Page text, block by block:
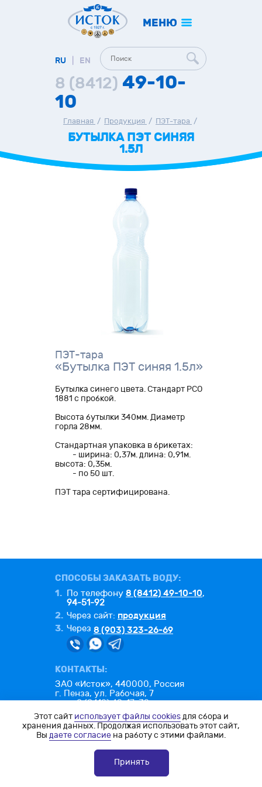
МЕНЮ
8 (8412) 49-10-
10
RU EN
Главная / Продукция / ПЭТ-тара /
БУТЫЛКА ПЭТ СИНЯЯ
1.5Л
ПЭТ-тара
«Бутылка ПЭТ синяя 1.5л»
Бутылка синего цвета. Стандарт РСО
1881 с пробкой.
Высота бутылки 340мм. Диаметр
горла 28мм.
Стандартная упаковка в брикетах:
- ширина: 0,37м. длина: 0,91м.
высота: 0,35м.
- по 50 шт.
ПЭТ тара сертифицирована.
СПОСОБЫ ЗАКАЗАТЬ ВОДУ:
1. По телефону 8 (8412) 49-10-10,
94-51-92
2. Через сайт: продукция
3. Через 8 (903) 323-26-69
КОНТАКТЫ:
ЗАО «Исток», 440000, Россия
г. Пенза, ул. Рабочая, 7
тел.: 8 (8412) 49-17-32
факс: 8 (8412) 49-26-25
e-mail:office@istok-penza.ru
Политика конфиденциальности
Согласие на обработку ПД
Этот сайт использует файлы cookiesдля сбора и
хранения данных. Продолжая использовать этот сайт,
Вы даете согласие на работу с этими файлами.
Принять